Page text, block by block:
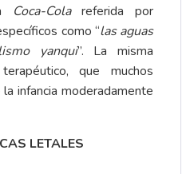
Coca-Colareferida por
como “las aguas
yanqui”. La misma
que muchos
infancia moderadamente
LETALES